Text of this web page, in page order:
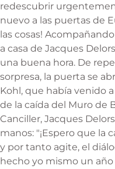
redescubrir
nuevo a las puertas de
las cosas!
a casa de Jacques
una buena hora. De
sorpresa, la puerta se
Kohl, que había venido
de la caída del Muro de
Canciller, Jacques
manos: "¡Espero que la
y por tanto agite, el
hecho yo mismo un